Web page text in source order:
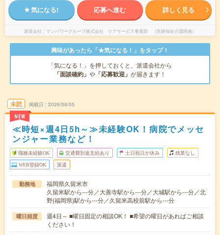
気になる! 応募へ進む 詳しく見る
派遣会社 マンパワーグループ株式会社 ケアサービス事業部 （医療福祉介護関連）
興味があったら「★気になる！」をタップ！
「気になる！」を押しておくと、派遣会社から
「面談確約」 や 「応募歓迎」 が届きます！
未読
NEW
掲載日 2026/08/05
≪時短×週4日5h～≫未経験OK！病院でメッセ
ンジャー業務など！
職種未経験OK 交通費別途支給あり 土日祝日が休み 残業なし
WEB登録OK 派遣
勤務地
福岡県久留米市
久留米駅から---分／大善寺駅から---分／大城駅から---分／北
野(福岡県)駅から---分／久留米高校前駅から---分
曜日頻度
週4日～ ■曜日固定の相談OK！ ■希望の曜日があればご相談
ください！